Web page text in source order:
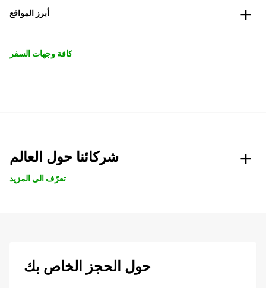
أبرز المواقع
كافة وجهات السفر
شركائنا حول العالم
تعرّف الى المزيد
حول الحجز الخاص بك